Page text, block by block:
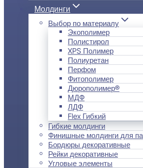
Молдинги
Выбор по материалу
Экополимер
Полистирол
XPS Полимер
Полиуретан
Перфом
Фитополимер
Дюрополимер®
МДФ
ЛДФ
Flex Гибкий
Гибкие молдинги
Финишные молдинги для
Бордюры декоративные
Рейки декоративные
Угловые элементы